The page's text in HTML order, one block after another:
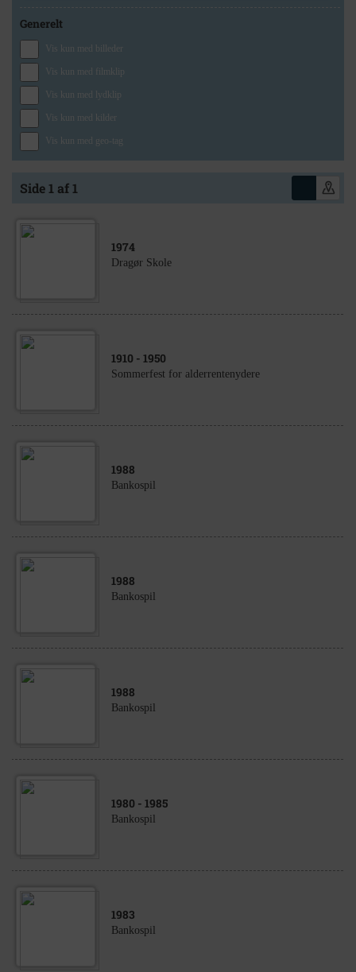
Generelt
Vis kun med billeder
Vis kun med filmklip
Vis kun med lydklip
Vis kun med kilder
Vis kun med geo-tag
Side 1 af 1
1974
Dragør Skole
1910 - 1950
Sommerfest for alderrentenydere
1988
Bankospil
1988
Bankospil
1988
Bankospil
1980 - 1985
Bankospil
1983
Bankospil